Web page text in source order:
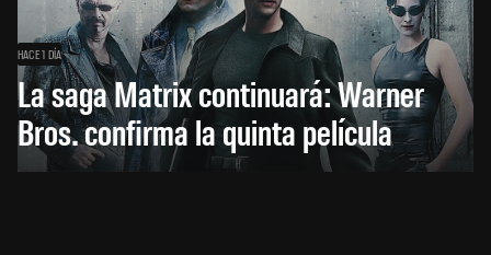
HACE 1 DÍA
La saga Matrix continuará: Warner
Bros. confirma la quinta película